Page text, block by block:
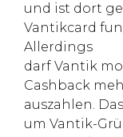
und ist dort
Vantikcard
Allerdings
darf Vantik
Cashback
auszahlen.
um Vantik-